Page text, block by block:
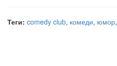
Теги: comedy club, комеди, юмор,